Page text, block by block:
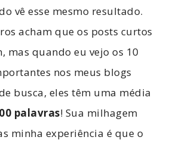
vê esse mesmo resultado.
acham que os posts curtos
mas quando eu vejo os 10
nos meus blogs
busca, eles têm uma média
palavras! Sua milhagem
minha experiência é que o